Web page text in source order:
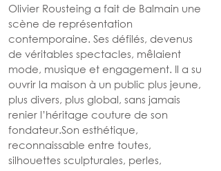
Olivier Rousteing a fait de Balmain une
scène de représentation
contemporaine. Ses défilés, devenus
de véritables spectacles, mêlaient
mode, musique et engagement. Il a su
ouvrir la maison à un public plus jeune,
plus divers, plus global, sans jamais
renier l’héritage couture de son
fondateur.Son esthétique,
reconnaissable entre toutes,
silhouettes sculpturales, perles,